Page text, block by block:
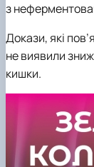
з
Докази, які
не виявили
кишки.